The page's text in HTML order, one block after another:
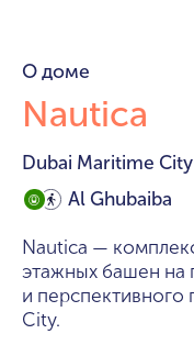
О доме
Nautica
Dubai Maritime City
Al Ghubaiba
Nautica —
этажных башен на
и перспективного
City.